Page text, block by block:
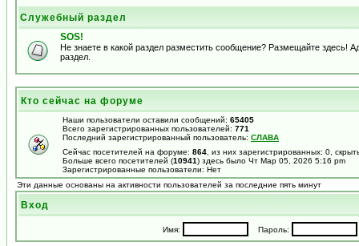
Служебный раздел
SOS!
Не знаете в какой раздел разместить сообщение? Размещайте здесь!
раздел.
Кто сейчас на форуме
Наши пользователи оставили сообщений: 65405
Всего зарегистрированных пользователей: 771
Последний зарегистрированный пользователь: СЛАВА
Сейчас посетителей на форуме: 864 , из них зарегистрированных: 0,
Больше всего посетителей (10941) здесь было Чт Мар 05, 2026 5:16 pm
Зарегистрированные пользователи: Нет
Эти данные основаны на активности пользователей за последние пять минут
Вход
Имя: Пароль: